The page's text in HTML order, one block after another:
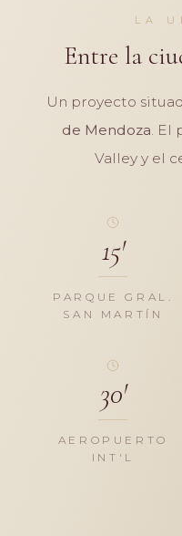
LA
Entre la
Un proyecto
de Mendoza. El
Valley y el
15'
PARQUE GRAL.
SAN MARTÍN
30'
AEROPUERTO
INT'L